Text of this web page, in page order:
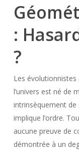
:
?
Les
l’univers est né de
intrinsèquement
implique l’ordre.
aucune preuve de
démontrée à un